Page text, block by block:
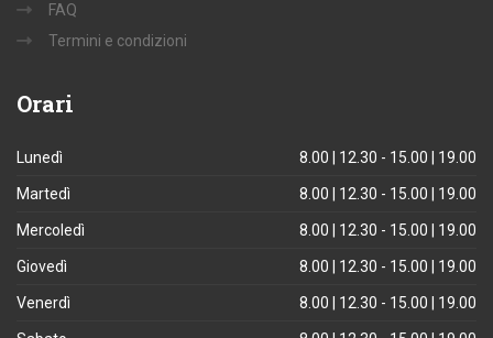
FAQ
Termini e condizioni
Orari
Lunedì 8.00 | 12.30 - 15.00 | 19.00
Martedì 8.00 | 12.30 - 15.00 | 19.00
Mercoledì 8.00 | 12.30 - 15.00 | 19.00
Giovedì 8.00 | 12.30 - 15.00 | 19.00
Venerdì 8.00 | 12.30 - 15.00 | 19.00